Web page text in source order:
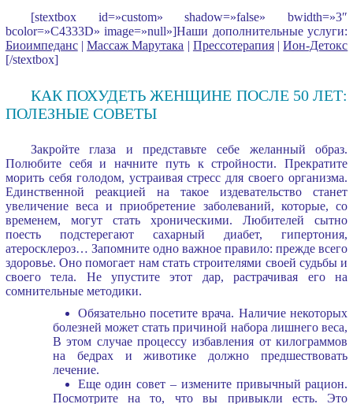
[stextbox id=»custom» shadow=»false» bwidth=»3″
bcolor=»C4333D» image=»null»]Наши дополнительные услуги:
Биоимпеданс|Массаж Марутака | Прессотерапия|Ион-Детокс
[/stextbox]
КАК ПОХУДЕТЬ ЖЕНЩИНЕ ПОСЛЕ 50 ЛЕТ:
ПОЛЕЗНЫЕ СОВЕТЫ
Закройте глаза и представьте себе желанный образ.
Полюбите себя и начните путь к стройности. Прекратите
морить себя голодом, устраивая стресс для своего организма.
Единственной реакцией на такое издевательство станет
увеличение веса и приобретение заболеваний, которые, со
временем, могут стать хроническими. Любителей сытно
поесть подстерегают сахарный диабет, гипертония,
атеросклероз… Запомните одно важное правило: прежде всего
здоровье. Оно помогает нам стать строителями своей судьбы и
своего тела. Не упустите этот дар, растрачивая его на
сомнительные методики.
Обязательно посетите врача. Наличие некоторых
болезней может стать причиной набора лишнего веса,
В этом случае процессу избавления от килограммов
на бедрах и животике должно предшествовать
лечение.
Еще один совет – измените привычный рацион.
Посмотрите на то, что вы привыкли есть. Это